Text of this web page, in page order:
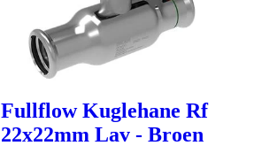
Fullflow Kuglehane Rf
22x22mm Lav - Broen